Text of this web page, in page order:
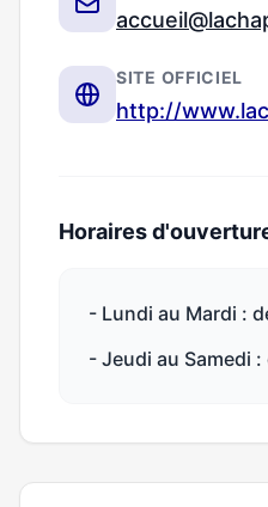
SITE OFFICIEL
http://
Horaires
- Lundi au Mardi :
- Jeudi au Samedi